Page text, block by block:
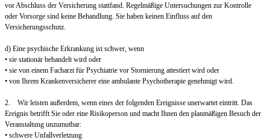
vor Abschluss der Versicherung stattfand. Regelmäßige Untersuchungen zur Kontrolle
oder Vorsorge sind keine Behandlung. Sie haben keinen Einfluss auf den
Versicherungsschutz.
d) Eine psychische Erkrankung ist schwer, wenn
• sie stationär behandelt wird oder
• sie von einem Facharzt für Psychiatrie vor Stornierung attestiert wird oder
• von Ihrem Krankenversicherer eine ambulante Psychotherapie genehmigt wird.
2. Wir leisten außerdem, wenn eines der folgenden Ereignisse unerwartet eintritt. Das
Ereignis betrifft Sie oder eine Risikoperson und macht Ihnen den planmäßigen Besuch der
Veranstaltung unzumutbar:
• schwere Unfallverletzung